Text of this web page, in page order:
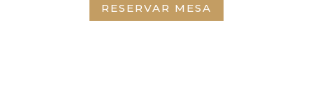
RESERVAR MESA